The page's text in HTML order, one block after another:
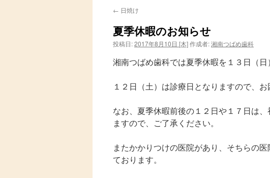
← 日焼け
夏季休暇のお知らせ
投稿日:2017年8月10日 [木]作成者:湘南つばめ歯科
湘南つばめ歯科では夏季休暇を１３日（日
１２日（土）は診療日となりますので、
なお、夏季休暇前後の１２日や１７日は
ますので、ご了承ください。
またかかりつけの医院があり、そちらの
ております。